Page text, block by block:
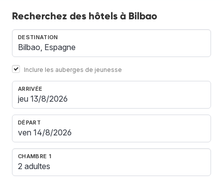
Recherchez des hôtels à Bilbao
DESTINATION
Inclure les auberges de jeunesse
ARRIVÉE
DÉPART
CHAMBRE 1
2 adultes